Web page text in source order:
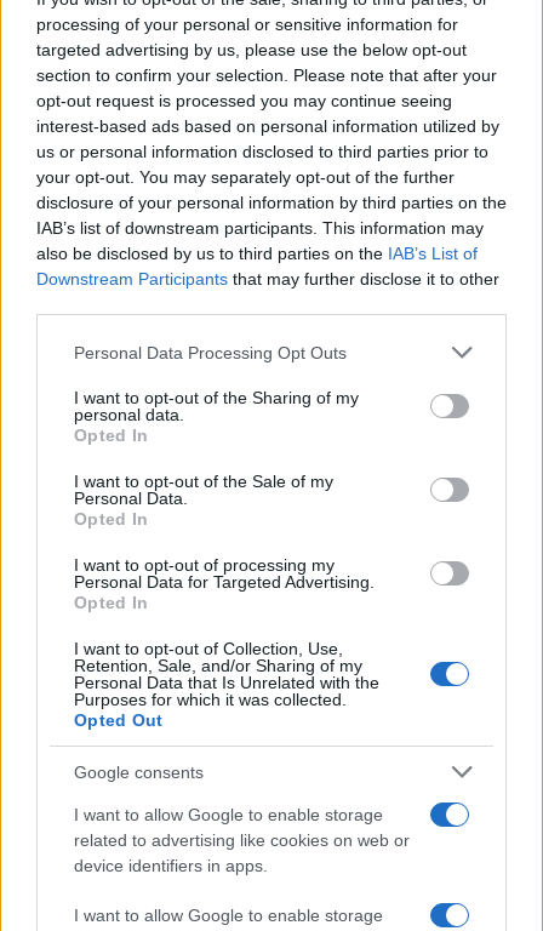
processing of your personal or sensitive information for
targeted advertising by us, please use the below opt-out
section to confirm your selection. Please note that after your
opt-out request is processed you may continue seeing
interest-based ads based on personal information utilized by
us or personal information disclosed to third parties prior to
your opt-out. You may separately opt-out of the further
disclosure of your personal information by third parties on the
IAB’s list of downstream participants. This information may
also be disclosed by us to third parties on the IAB’s List of
Downstream Participants that may further disclose it to other
Please note that this website/app uses one or more Google
not limited to your visit or usage behaviour. You may click to
grant or deny consent to Google and its third-party tags to
use your data for below specified purposes in below Google
consent section.
Personal Data Processing Opt Outs
I want to opt-out of the Sharing of my
personal data.
Opted In
I want to opt-out of the Sale of my
Personal Data.
Opted In
I want to opt-out of processing my
Personal Data for Targeted Advertising.
Opted In
I want to opt-out of Collection, Use,
Retention, Sale, and/or Sharing of my
Personal Data that Is Unrelated with the
Purposes for which it was collected.
Opted Out
Google consents
I want to allow Google to enable storage
related to advertising like cookies on web or
device identifiers in apps.
I want to allow Google to enable storage
Διαβάστε περισσότερα
Σάββατο 16 Σεπ 2023, 14:25